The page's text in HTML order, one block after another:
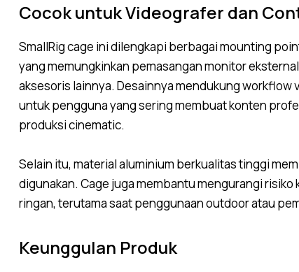
Cocok untuk Videografer dan
SmallRig cage ini dilengkapi berbagai mounting
yang memungkinkan pemasangan monitor
aksesoris lainnya. Desainnya mendukung
untuk pengguna yang sering membuat konten
produksi cinematic.
Selain itu, material aluminium berkualitas tinggi
digunakan. Cage juga membantu mengurangi
ringan, terutama saat penggunaan outdoor atau
Keunggulan Produk